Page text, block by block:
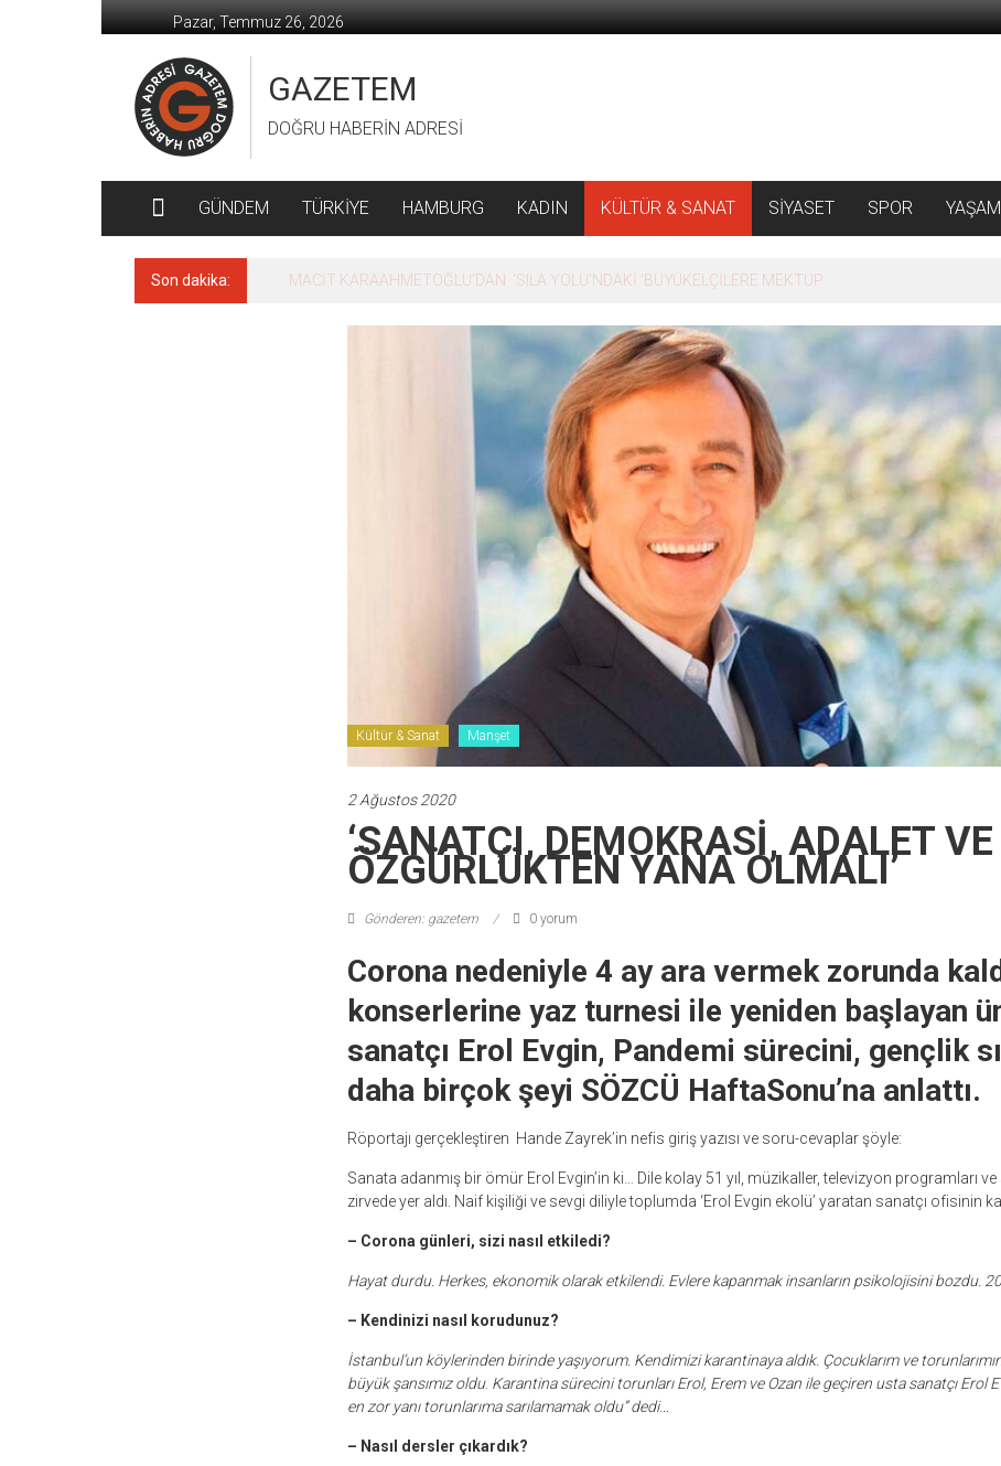
geç
Pazar, Temmuz 26, 2026
GAZETEM
DOĞRU HABERİN ADRESİ
GÜNDEM TÜRKİYE HAMBURG KADIN KÜLTÜR & SANAT SİYASET SPOR YAŞAM
Son dakika: MACİT KARAAHMETOĞLU’DAN ‘SILA YOLU’NDAKİ ’BÜYÜKELÇİLERE MEKTUP
Kültür & Sanat Manşet
2 Ağustos 2020
‘SANATÇI, DEMOKRASİ, ADALET VE
ÖZGÜRLÜKTEN YANA OLMALI’
Gönderen: gazetem 0 yorum
Corona nedeniyle 4 ay ara vermek zorunda
konserlerine yaz turnesi ile yeniden başlayan
sanatçı Erol Evgin, Pandemi sürecini, gençlik
daha birçok şeyi SÖZCÜ HaftaSonu’na anlattı.
Röportajı gerçekleştiren Hande Zayrek’in nefis giriş yazısı ve soru-cevaplar şöyle:
Sanata adanmış bir ömür Erol Evgin’in ki… Dile kolay 51 yıl, müzikaller, televizyon programları
zirvede yer aldı. Naif kişiliği ve sevgi diliyle toplumda ‘Erol Evgin ekolü’ yaratan sanatçı ofisinin
– Corona günleri, sizi nasıl etkiledi?
Hayat durdu. Herkes, ekonomik olarak etkilendi. Evlere kapanmak insanların psikolojisini bozdu.
– Kendinizi nasıl korudunuz?
İstanbul’un köylerinden birinde yaşıyorum. Kendimizi karantinaya aldık. Çocuklarım ve
büyük şansımız oldu. Karantina sürecini torunları Erol, Erem ve Ozan ile geçiren usta sanatçı Erol
en zor yanı torunlarıma sarılamamak oldu” dedi…
– Nasıl dersler çıkardık?